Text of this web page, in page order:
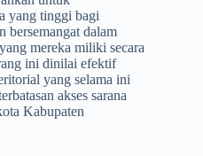
yang tinggi bagi
bersemangat dalam
mereka miliki secara
ini dinilai efektif
yang selama ini
akses sarana
Kabupaten